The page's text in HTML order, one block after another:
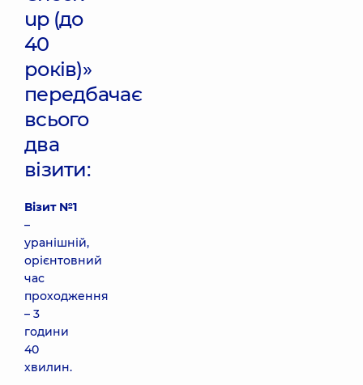
up (до
40
років)»
передбачає
всього
два
візити:
Візит №1
–
уранішній,
орієнтовний
час
проходження
– 3
години
40
хвилин.